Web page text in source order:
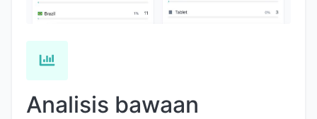
Analisis bawaan